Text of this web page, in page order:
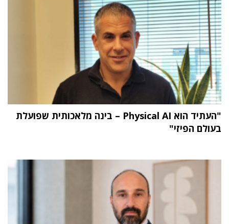
"העתיד הוא Physical AI – בינה מלאכותית שפועלת
בעולם הפיזי"